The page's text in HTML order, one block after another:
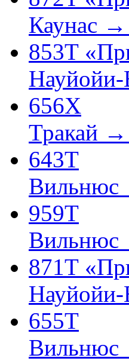
Каунас
853Т
656Х
Тракай
643Т
Вильнюс
959Т
Вильнюс
871Т
655Т
Вильнюс